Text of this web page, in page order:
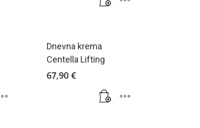
Dnevna krema
Centella Lifting
67,90 €